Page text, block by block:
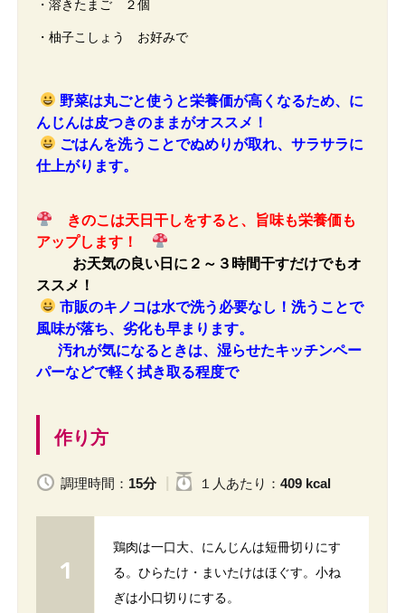
・溶きたまご ２個
・柚子こしょう お好みで
野菜は丸ごと使うと栄養価が高くなるため、に
んじんは皮つきのままがオススメ！
ごはんを洗うことでぬめりが取れ、サラサラに
仕上がります。
きのこは天日干しをすると、旨味も栄養価も
アップします！
お天気の良い日に２～３時間干すだけでもオ
ススメ！
市販のキノコは水で洗う必要なし！洗うことで
風味が落ち、劣化も早まります。
汚れが気になるときは、湿らせたキッチンペー
パーなどで軽く拭き取る程度で
作り方
調理時間： 15分 １人 あたり ： 409 kcal
鶏肉は一口大、にんじんは短冊切りにす
る。ひらたけ・まいたけはほぐす。小ね
ぎは小口切りにする。